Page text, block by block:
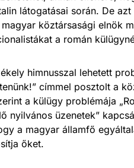
látogatásai során. De azt
köztársasági elnök
a román
himnusszal lehetett
címmel posztolt a
a külügy problémája
nyilvános üzenetek”
a magyar államfő
őket.